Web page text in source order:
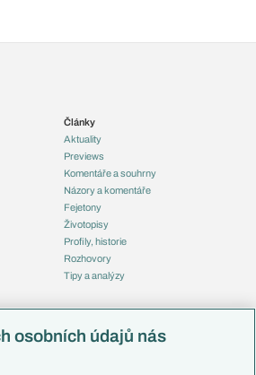
Články
Aktuality
Previews
Komentáře a souhrny
Názory a komentáře
Fejetony
Životopisy
Profily, historie
Rozhovory
Tipy a analýzy
Česko
osobních údajů nás